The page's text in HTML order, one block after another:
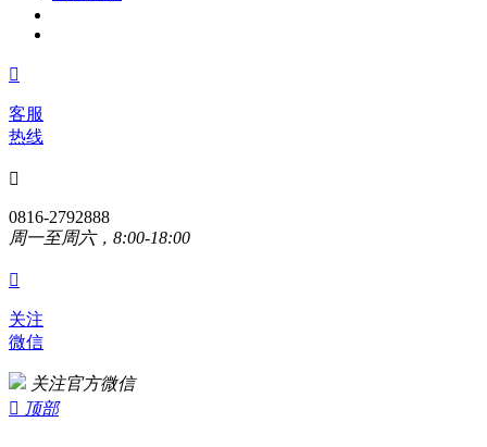

客服
热线

0816-2792888
周一至周六，8:00-18:00

关注
微信
关注官方微信
 顶部